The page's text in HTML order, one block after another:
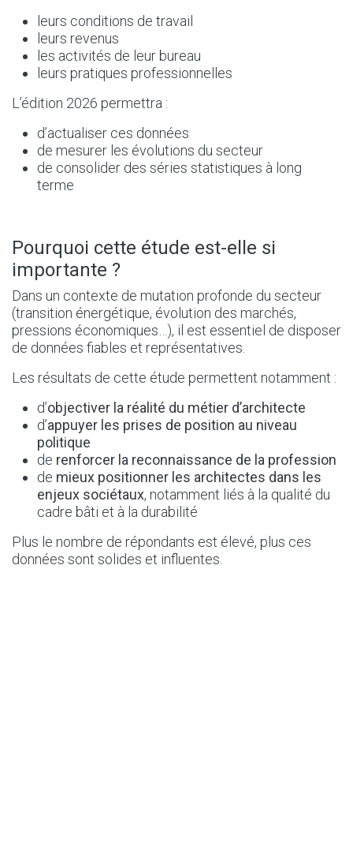
leurs conditions de travail
leurs revenus
les activités de leur bureau
leurs pratiques professionnelles
L’édition 2026 permettra :
d’actualiser ces données
de mesurer les évolutions du secteur
de consolider des séries statistiques à long
terme
Pourquoi cette étude est-elle si
importante ?
Dans un contexte de mutation profonde du secteur
(transition énergétique, évolution des marchés,
pressions économiques…), il est essentiel de disposer
de données fiables et représentatives.
Les résultats de cette étude permettent notamment :
d’objectiver la réalité du métier d’architecte
d’appuyer les prises de position au niveau
politique
de renforcer la reconnaissance de la profession
de mieux positionner les architectes dans les
enjeux sociétaux, notamment liés à la qualité du
cadre bâti et à la durabilité
Plus le nombre de répondants est élevé, plus ces
données sont solides et influentes.